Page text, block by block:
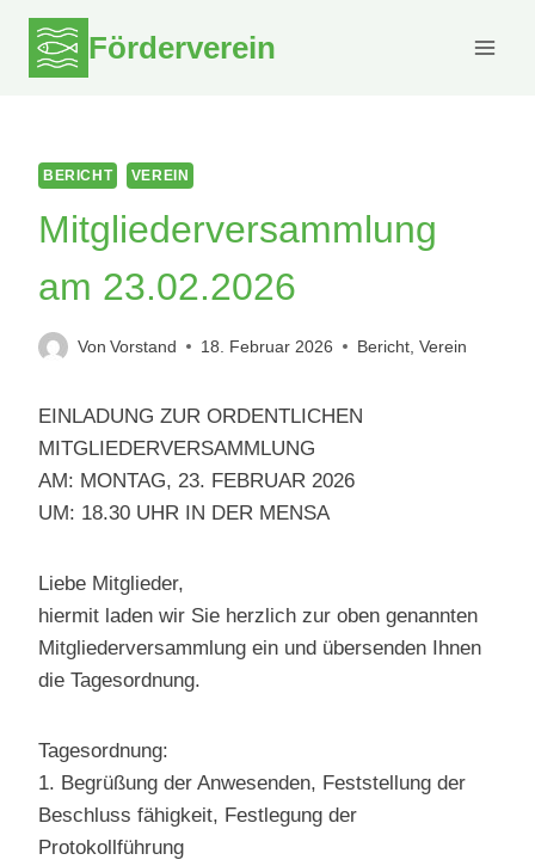
Zum
Inhalt
springen
Förderverein
BERICHT VEREIN
Mitgliederversammlung
am 23.02.2026
Von Vorstand 18. Februar 2026 Bericht ,Verein
EINLADUNG ZUR ORDENTLICHEN
MITGLIEDERVERSAMMLUNG
AM: MONTAG, 23. FEBRUAR 2026
UM: 18.30 UHR IN DER MENSA
Liebe Mitglieder,
hiermit laden wir Sie herzlich zur oben genannten
Mitgliederversammlung ein und übersenden Ihnen
die Tagesordnung.
Tagesordnung:
1. Begrüßung der Anwesenden, Feststellung der
Beschluss fähigkeit, Festlegung der
Protokollführung